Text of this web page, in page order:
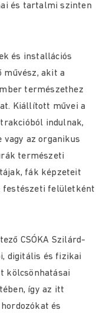
és tartalmi szinten
és installációs
művész, akit a
természethez
Kiállított művei a
indulnak,
vagy az organikus
természeti
fák képzeteit
festészeti felületként
CSÓKA Szilárd-
digitális és fizikai
kölcsönhatásai
így az itt
és